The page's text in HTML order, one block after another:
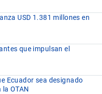
USD 1.381 millones en
que impulsan el
Ecuador sea designado
OTAN